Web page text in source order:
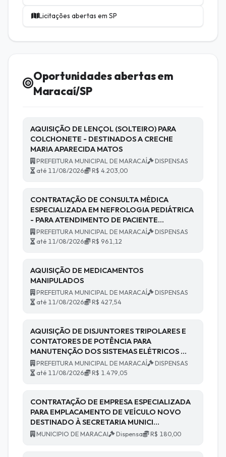
Licitações abertas em SP
Oportunidades abertas em
Maracaí/SP
AQUISIÇÃO DE LENÇOL (SOLTEIRO) PARA
COLCHONETE - DESTINADOS A CRECHE
MARIA APARECIDA MATOS
PREFEITURA MUNICIPAL DE MARACAÍ
DISPENSAS
até 11/08/2026
R$ 4.203,00
CONTRATAÇÃO DE CONSULTA MÉDICA
ESPECIALIZADA EM NEFROLOGIA PEDIÁTRICA
- PARA ATENDIMENTO DE PACIENTE…
PREFEITURA MUNICIPAL DE MARACAÍ
DISPENSAS
até 11/08/2026
R$ 961,12
AQUISIÇÃO DE MEDICAMENTOS
MANIPULADOS
PREFEITURA MUNICIPAL DE MARACAÍ
DISPENSAS
até 11/08/2026
R$ 427,54
AQUISIÇÃO DE DISJUNTORES TRIPOLARES E
CONTATORES DE POTÊNCIA PARA
MANUTENÇÃO DOS SISTEMAS ELÉTRICOS …
PREFEITURA MUNICIPAL DE MARACAÍ
DISPENSAS
até 11/08/2026
R$ 1.479,05
CONTRATAÇÃO DE EMPRESA ESPECIALIZADA
PARA EMPLACAMENTO DE VEÍCULO NOVO
DESTINADO À SECRETARIA MUNICI…
MUNICIPIO DE MARACAI Dispensa R$ 180,00